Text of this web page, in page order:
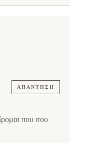
ΑΠΆΝΤΗΣΗ
που σου